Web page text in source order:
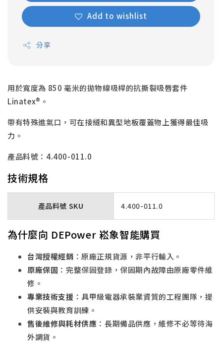
Add to wishlist
分享
用於寬度為 850 毫米的拋物線吸桿的抗撕裂吸唇套件
Linatex®。
帶有特殊進氣口，可在接縫和異型地板覆蓋物上獲得最佳吸
力。
產品料號：4.400-011.0
技術規格
產品料號 SKU 4.400-011.0
為什麼向 DEPower 崧象智能購買
台灣授權經銷 ：原廠正規貨源，非平行輸入。
原廠保固 ：完整保固登錄，保固期內故障由原廠零件維
修。
專業技術支援 ：具甲級電器承裝業資質的工程團隊，提
供安裝與教育訓練。
售後維修與耗材供應 ：長期備品供應，維修不必等待海
外調貨。